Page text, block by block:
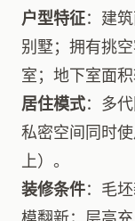
户型特征：建
别墅；拥有挑
室；地下室面积
居住模式：多
私密空间同时
上）。
装修条件：毛